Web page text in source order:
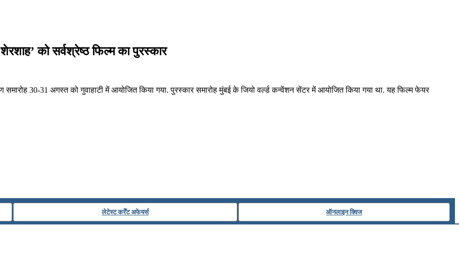
को सर्वश्रेष्ठ फिल्म का पुरस्कार
समारोह 30-31 अगस्त को गुवाहाटी में आयोजित किया गया. पुरस्कार समारोह मुंबई के जियो वर्ल्ड कन्वेंशन सेंटर में आयोजित किया गया था. यह फिल्म फेयर
लेटेस्ट कर्रेंट अफेयर्स ऑनलाइन क्विज